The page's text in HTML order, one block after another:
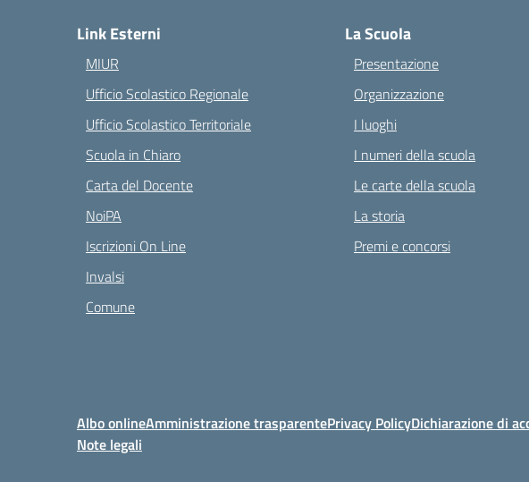
Link Esterni
MIUR
Ufficio Scolastico Regionale
Ufficio Scolastico Territoriale
Scuola in Chiaro
Carta del Docente
NoiPA
Iscrizioni On Line
Invalsi
Comune
La Scuola
Presentazione
Organizzazione
I luoghi
I numeri della scuola
Le carte della scuola
La storia
Premi e concorsi
Albo onlineAmministrazione trasparentePrivacy PolicyDichiarazione di
Note legali